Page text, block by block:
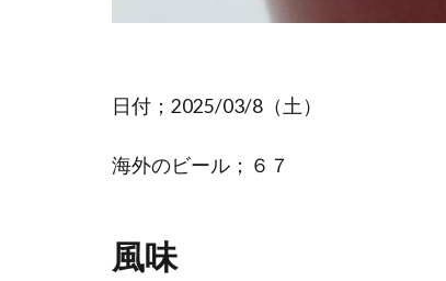
日付；2025/03/8（土）
海外のビール；６７
風味